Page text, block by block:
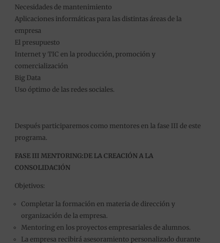
Necesidades de mantenimiento
Aplicaciones informáticas para las distintas áreas de la
empresa
El presupuesto
Internet y TIC en la producción, promoción y
comercialización
Big Data
Uso óptimo de las redes sociales.
Después participaremos como mentores en la fase III de este
programa.
FASE III MENTORING:DE LA CREACIÓN A LA
CONSOLIDACIÓN
Objetivos:
Completar la formación en materia de dirección y
organización de la empresa.
Mentoring en los proyectos empresariales de alumnos.
La empresa recibirá asesoramiento personalizado durante